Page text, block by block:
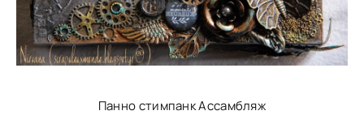
Панно стимпанк Ассамбляж